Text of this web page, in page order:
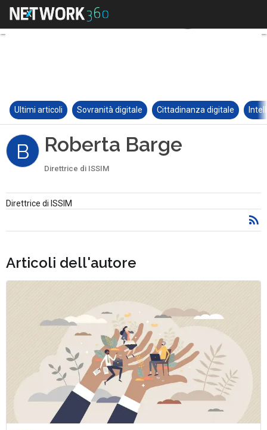
Ultimi articoli Sovranità digitale Cittadinanza digitale
B Roberta Barge
Direttrice di ISSIM
Direttrice di ISSIM
Articoli dell'autore